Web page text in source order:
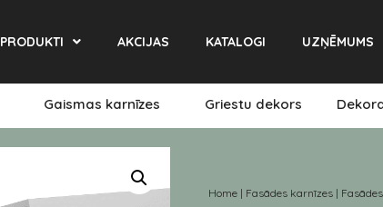
PRODUKTI AKCIJAS KATALOGI UZŅĒMUMS
Gaismas karnīzes Griestu dekors
Home | Fasādes karnīzes |